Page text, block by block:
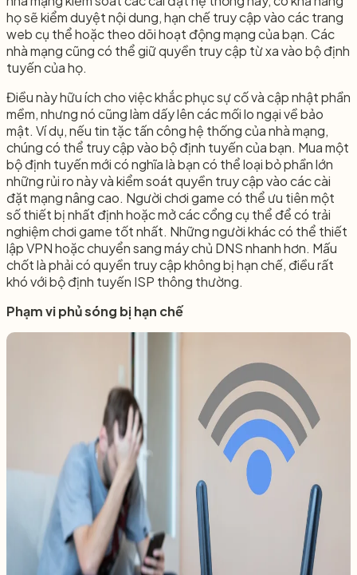
họ sẽ kiểm duyệt nội dung, hạn chế truy cập vào các trang
web cụ thể hoặc theo dõi hoạt động mạng của bạn. Các
nhà mạng cũng có thể giữ quyền truy cập từ xa vào bộ định
tuyến của họ.
Điều này hữu ích cho việc khắc phục sự cố và cập nhật phần
mềm, nhưng nó cũng làm dấy lên các mối lo ngại về bảo
mật. Ví dụ, nếu tin tặc tấn công hệ thống của nhà mạng,
chúng có thể truy cập vào bộ định tuyến của bạn. Mua một
bộ định tuyến mới có nghĩa là bạn có thể loại bỏ phần lớn
những rủi ro này và kiểm soát quyền truy cập vào các cài
đặt mạng nâng cao. Người chơi game có thể ưu tiên một
số thiết bị nhất định hoặc mở các cổng cụ thể để có trải
nghiệm chơi game tốt nhất. Những người khác có thể thiết
lập VPN hoặc chuyển sang máy chủ DNS nhanh hơn. Mấu
chốt là phải có quyền truy cập không bị hạn chế, điều rất
khó với bộ định tuyến ISP thông thường.
Phạm vi phủ sóng bị hạn chế